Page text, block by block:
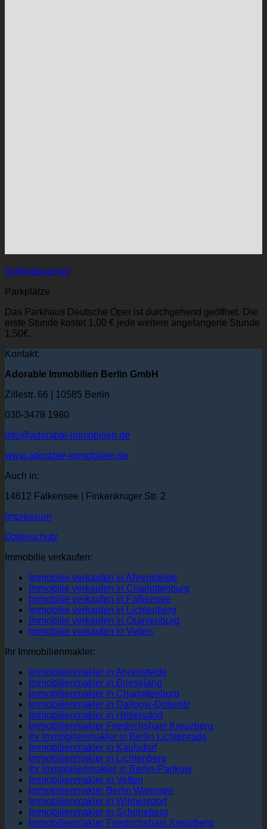
Vollbildanzeige
Parkplätze
Das Parkhaus Deutsche Oper ist durchgehend geöffnet. Die
erste Stunde kostet 1,00 € jede weitere angefangene Stunde
1,50€.
Kontakt:
Adorable Immobilien Berlin GmbH
Zillestr. 66 | 10585 Berlin
030-3478 1980
info@adorable-immobilien.de
www.adorable-immobilien.de
Auch in:
14612 Falkensee | Finkenkruger Str. 2
Impressum
Datenschutz
Immobilie verkaufen:
Immobilie verkaufen in Ahrensfelde
Immobilie verkaufen in Charlottenburg
Immobilie verkaufen in Falkensee
Immobilie verkaufen in Lichtenberg
Immobilie verkaufen in Oranienburg
Immobilie verkaufen in Velten
Ihr Immobilienmakler:
Immobilienmakler in Ahrensfelde
Immobilienmakler in Brieselang
Immobilienmakler in Charlottenburg
Immobilienmakler in Dallgow-Döberitz
Immobilienmakler in Hellersdorf
Immobilienmakler Friedrichshain Kreuzberg
Ihr Immobilienmakler in Berlin Lichtenrade
Immobilienmakler in Kaulsdorf
Immobilienmakler in Lichtenberg
Ihr Immobilienmakler in Berlin-Pankow
Immobilienmakler in Velten
Immobilienmakler Berlin Wannsee
Immobilienmakler in Wilmersdorf
Immobilienmakler in Schöneberg
Immobilienmakler Friedrichshain Kreuzberg